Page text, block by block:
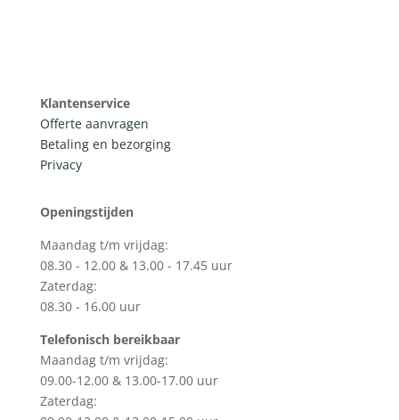
Klantenservice
Offerte aanvragen
Betaling en bezorging
Privacy
Openingstijden
Maandag t/m vrijdag:
08.30 - 12.00 & 13.00 - 17.45 uur
Zaterdag:
08.30 - 16.00 uur
Telefonisch bereikbaar
Maandag t/m vrijdag:
09.00-12.00 & 13.00-17.00 uur
Zaterdag: